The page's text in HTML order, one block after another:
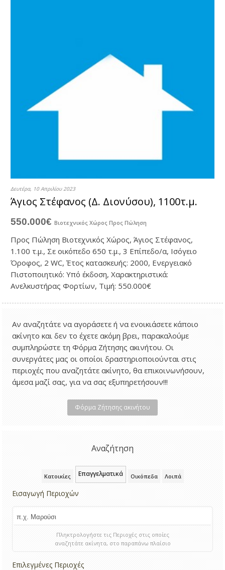
Δευτέρα, 10 Απριλίου 2023
Άγιος Στέφανος (Δ. Διονύσου), 1100τ.μ.
550.000€Βιοτεχνικός Χώρος Προς Πώληση
Προς Πώληση Βιοτεχνικός Χώρος, Άγιος Στέφανος,
1.100 τ.μ., Σε οικόπεδο 650 τ.μ., 3 Επίπεδο/α, Ισόγειο
Όροφος, 2 WC, Έτος κατασκευής: 2000, Ενεργειακό
Πιστοποιητικό: Υπό έκδοση, Χαρακτηριστικά:
Ανελκυστήρας Φορτίων, Τιμή: 550.000€
Αν αναζητάτε να αγοράσετε ή να ενοικιάσετε κάποιο
ακίνητο και δεν το έχετε ακόμη βρει, παρακαλούμε
συμπληρώστε τη Φόρμα Ζήτησης ακινήτου. Οι
συνεργάτες μας οι οποίοι δραστηριοποιούνται στις
περιοχές που αναζητάτε ακίνητο, θα επικοινωνήσουν,
άμεσα μαζί σας, για να σας εξυπηρετήσουν!!!
Φόρμα Ζήτησης ακινήτου
Αναζήτηση
Κατοικίες Επαγγελματικά Οικόπεδα Λοιπά
Εισαγωγή Περιοχών
Πληκτρολογήστε τις Περιοχές στις οποίες
αναζητάτε ακίνητα, στο παραπάνω πλαίσιο
Επιλεγμένες Περιοχές